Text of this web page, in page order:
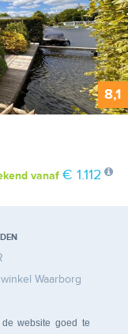
website goed te
8,1
vanaf € 1.112
Waarborg